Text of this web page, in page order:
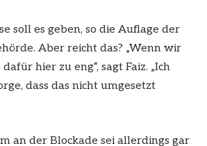
soll es geben, so die Auflage der
Aber reicht das? „Wenn wir
hier zu eng“, sagt Faiz. „Ich
dass das nicht umgesetzt
an der Blockade sei allerdings gar